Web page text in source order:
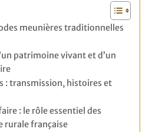
meunières traditionnelles
patrimoine vivant et d’un
: transmission, histoires et
: le rôle essentiel des
rurale française